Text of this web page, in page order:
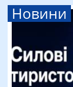
Новини